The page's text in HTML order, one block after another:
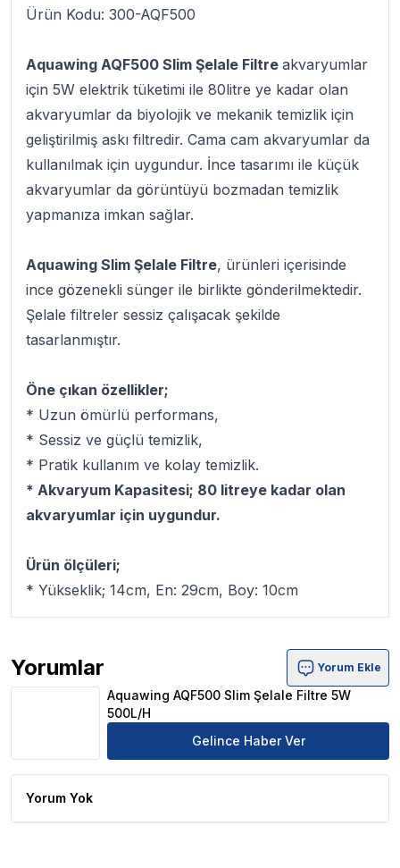
Ürün Kodu: 300-AQF500
Aquawing AQF500 Slim Şelale Filtre akvaryumlar
için 5W elektrik tüketimi ile 80litre ye kadar olan
akvaryumlar da biyolojik ve mekanik temizlik için
geliştirilmiş askı filtredir. Cama cam akvaryumlar da
kullanılmak için uygundur. İnce tasarımı ile küçük
akvaryumlar da görüntüyü bozmadan temizlik
yapmanıza imkan sağlar.
Aquawing Slim Şelale Filtre, ürünleri içerisinde
ince gözenekli sünger ile birlikte gönderilmektedir.
Şelale filtreler sessiz çalışacak şekilde
tasarlanmıştır.
Öne çıkan özellikler;
* Uzun ömürlü performans,
* Sessiz ve güçlü temizlik,
* Pratik kullanım ve kolay temizlik.
* Akvaryum Kapasitesi; 80 litreye kadar olan
akvaryumlar için uygundur.
Ürün ölçüleri;
* Yükseklik; 14cm, En: 29cm, Boy: 10cm
Yorumlar
Aquawing AQF500 Slim Şelale Filtre 5W 500L/H Ürün
Yorum Ekle
Aquawing AQF500 Slim Şelale Filtre 5W
500L/H
Gelince Haber Ver
Yorum Yok